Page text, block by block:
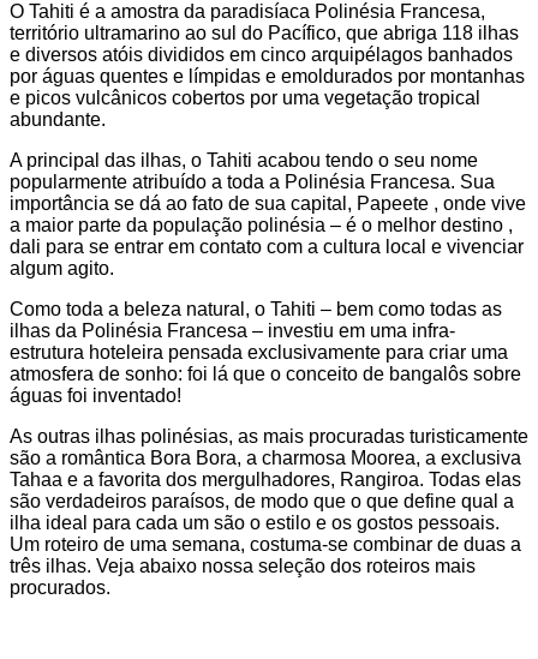
O Tahiti é a amostra da paradisíaca Polinésia Francesa,
território ultramarino ao sul do Pacífico, que abriga 118 ilhas
e diversos atóis divididos em cinco arquipélagos banhados
por águas quentes e límpidas e emoldurados por montanhas
e picos vulcânicos cobertos por uma vegetação tropical
abundante.
A principal das ilhas, o Tahiti acabou tendo o seu nome
popularmente atribuído a toda a Polinésia Francesa. Sua
importância se dá ao fato de sua capital, Papeete , onde vive
a maior parte da população polinésia – é o melhor destino ,
dali para se entrar em contato com a cultura local e vivenciar
algum agito.
Como toda a beleza natural, o Tahiti – bem como todas as
ilhas da Polinésia Francesa – investiu em uma infra-
estrutura hoteleira pensada exclusivamente para criar uma
atmosfera de sonho: foi lá que o conceito de bangalôs sobre
águas foi inventado!
As outras ilhas polinésias, as mais procuradas turisticamente
são a romântica Bora Bora, a charmosa Moorea, a exclusiva
Tahaa e a favorita dos mergulhadores, Rangiroa. Todas elas
são verdadeiros paraísos, de modo que o que define qual a
ilha ideal para cada um são o estilo e os gostos pessoais.
Um roteiro de uma semana, costuma-se combinar de duas a
três ilhas. Veja abaixo nossa seleção dos roteiros mais
procurados.